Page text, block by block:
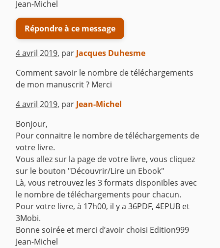
Jean-Michel
Répondre à ce message
4 avril 2019, par Jacques Duhesme
Comment savoir le nombre de téléchargements
de mon manuscrit ? Merci
^
4 avril 2019, par Jean-Michel
Bonjour,
Pour connaitre le nombre de téléchargements de
votre livre.
Vous allez sur la page de votre livre, vous cliquez
sur le bouton "Découvrir/Lire un Ebook"
Là, vous retrouvez les 3 formats disponibles avec
le nombre de téléchargements pour chacun.
Pour votre livre, à 17h00, il y a 36PDF, 4EPUB et
3Mobi.
Bonne soirée et merci d’avoir choisi Edition999
Jean-Michel